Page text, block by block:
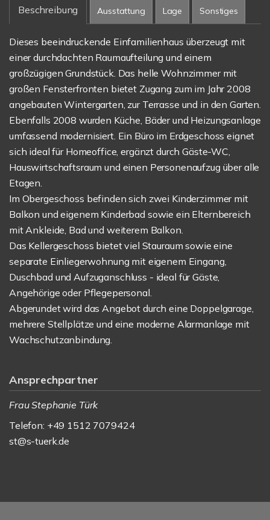
Beschreibung Ausstattung Lage Sonstiges
Dieses beeindruckende Einfamilienhaus überzeugt mit
einer durchdachten Raumaufteilung und einem
großzügigen Grundstück. Das helle Wohnzimmer mit
großen Fensterfronten bietet Zugang zum im Jahr 2008
angebauten Wintergarten, zur Terrasse und in den Garten.
Ebenfalls 2008 wurden Küche, Bäder und Heizungsanlage
umfassend modernisiert. Ein Büro im Erdgeschoss eignet
sich ideal für Homeoffice, ergänzt durch Gäste-WC,
Hauswirtschaftsraum und einen Personenaufzug über alle
Etagen.
Im Obergeschoss befinden sich zwei Kinderzimmer mit
Balkon und eigenem Kinderbad sowie ein Elternbereich
mit Ankleide, Bad und weiterem Balkon.
Das Kellergeschoss bietet viel Stauraum sowie eine
separate Einliegerwohnung mit eigenem Eingang,
Duschbad und Aufzuganschluss - ideal für Gäste,
Angehörige oder Pflegepersonal.
Abgerundet wird das Angebot durch eine Doppelgarage,
mehrere Stellplätze und eine moderne Alarmanlage mit
Wachschutzanbindung.
Ansprechpartner
Frau Stephanie Türk
Telefon: +49 1512 7079424
st@s-tuerk.de